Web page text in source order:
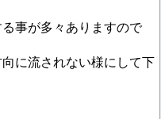
事が多々ありますので
に流されない様にして下